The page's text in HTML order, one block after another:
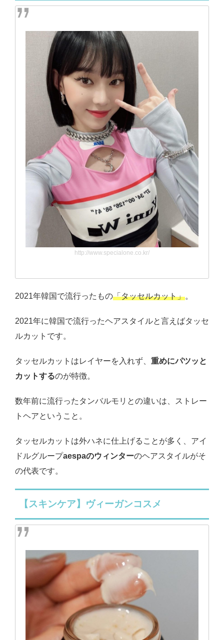
http://www.specialone.co.kr/
2021年韓国で流行ったもの「タッセルカット」。
2021年に韓国で流行ったヘアスタイルと言えばタッセ
ルカットです。
タッセルカットはレイヤーを入れず、 重めにパツッと
カットするのが特徴。
数年前に流行ったタンバルモリとの違いは、ストレー
トヘアということ。
タッセルカットは外ハネに仕上げることが多く、アイ
ドルグループaespaのウィンターのヘアスタイルがそ
の代表です。
【スキンケア】ヴィーガンコスメ